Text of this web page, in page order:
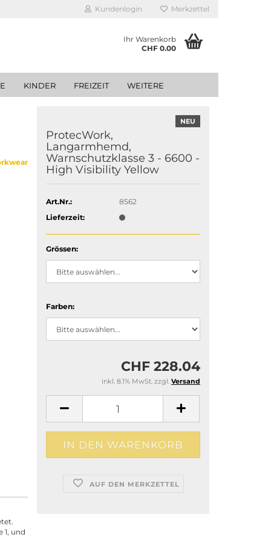
Kundenlogin Merkzettel
Ihr Warenkorb
CHF 0.00
KINDER FREIZEIT WEITERE
NEU
ProtecWork,
Langarmhemd,
Warnschutzklasse 3 - 6600 -
High Visibility Yellow
Art.Nr.:
8562
Lieferzeit:
Grössen:
Farben:
CHF 228.04
inkl. 8.1% MwSt. zzgl. Versand
AUF DEN MERKZETTEL
1, und